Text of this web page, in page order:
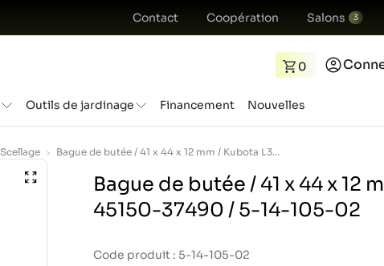
Contact Coopération Salons 3
0
Outils de jardinage Financement Nouvelles
Scellage Bague de butée / 41 x 44 x 12 mm / Kubota L3408 / 45150-37490 / 5-14-105-02
Bague de butée / 41 x 44 x 12
45150-37490 / 5-14-105-02
Code produit : 5-14-105-02